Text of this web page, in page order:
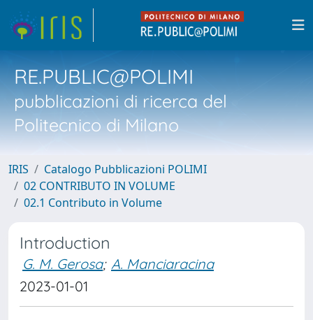
RE.PUBLIC@POLIMI
pubblicazioni di ricerca del
Politecnico di Milano
IRIS
Catalogo Pubblicazioni POLIMI
02 CONTRIBUTO IN VOLUME
02.1 Contributo in Volume
Introduction
G. M. Gerosa; A. Manciaracina
2023-01-01